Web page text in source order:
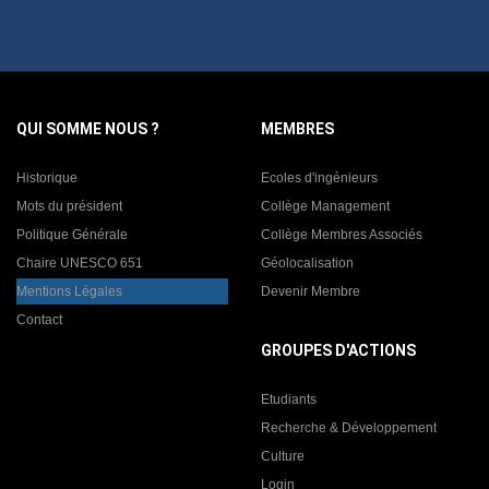
QUI SOMME NOUS ?
Historique
Mots du président
Politique Générale
Chaire UNESCO 651
Mentions Légales
Contact
MEMBRES
Ecoles d'ingénieurs
Collège Management
Collège Membres Associés
Géolocalisation
Devenir Membre
GROUPES D'ACTIONS
Etudiants
Recherche & Développement
Culture
Login